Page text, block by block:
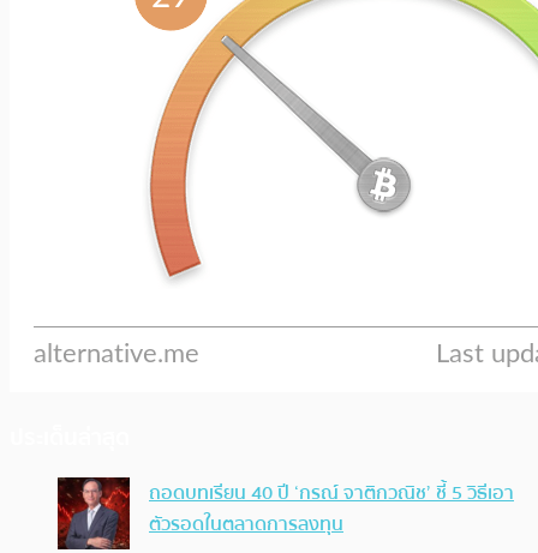
ถอดบทเรียน 40 ปี ‘กรณ์ จาติกวณิช’ ชี้ 5 วิธีเอา
ตัวรอดในตลาดการลงทุน